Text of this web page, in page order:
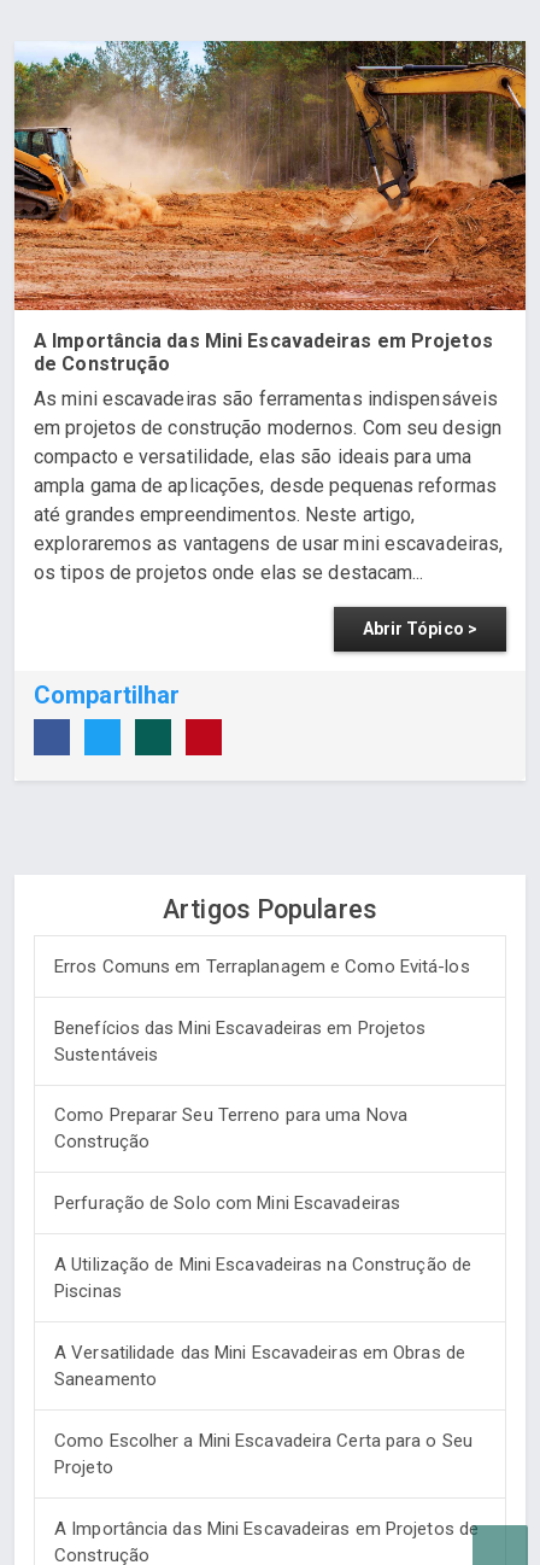
A Importância das Mini Escavadeiras em Projetos
de Construção
As mini escavadeiras são ferramentas indispensáveis
em projetos de construção modernos. Com seu design
compacto e versatilidade, elas são ideais para uma
ampla gama de aplicações, desde pequenas reformas
até grandes empreendimentos. Neste artigo,
exploraremos as vantagens de usar mini escavadeiras,
os tipos de projetos onde elas se destacam...
Abrir Tópico >
Compartilhar
Artigos Populares
Erros Comuns em Terraplanagem e Como Evitá-los
Benefícios das Mini Escavadeiras em Projetos
Sustentáveis
Como Preparar Seu Terreno para uma Nova
Construção
Perfuração de Solo com Mini Escavadeiras
A Utilização de Mini Escavadeiras na Construção de
Piscinas
A Versatilidade das Mini Escavadeiras em Obras de
Saneamento
Como Escolher a Mini Escavadeira Certa para o Seu
Projeto
A Importância das Mini Escavadeiras em Projetos de
Construção